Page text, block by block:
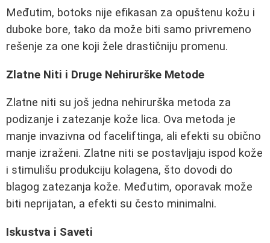
Međutim, botoks nije efikasan za opuštenu kožu i
duboke bore, tako da može biti samo privremeno
rešenje za one koji žele drastičniju promenu.
Zlatne Niti i Druge Nehirurške Metode
Zlatne niti su još jedna nehirurška metoda za
podizanje i zatezanje kože lica. Ova metoda je
manje invazivna od faceliftinga, ali efekti su obično
manje izraženi. Zlatne niti se postavljaju ispod kože
i stimulišu produkciju kolagena, što dovodi do
blagog zatezanja kože. Međutim, oporavak može
biti neprijatan, a efekti su često minimalni.
Iskustva i Saveti